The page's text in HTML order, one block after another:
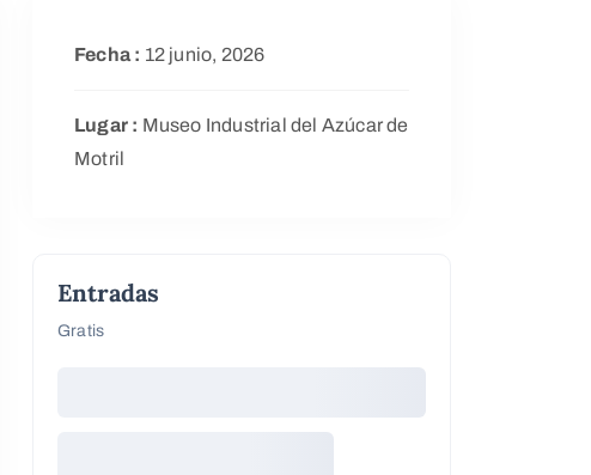
Fecha : 12 junio, 2026
Lugar : Museo Industrial del Azúcar de
Motril
Entradas
Gratis